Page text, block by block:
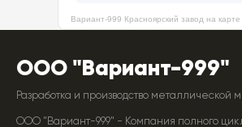
ООО "Вариант-999"
Разработка и производство металлической
ООО "Вариант-999" - Компания полного